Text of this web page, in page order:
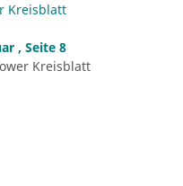
Kreisblatt
, Seite 8
Kreisblatt